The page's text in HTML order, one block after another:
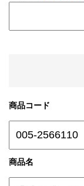
商品コード
商品名